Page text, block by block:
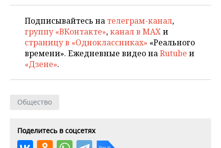
Подписывайтесь на телеграм-канал,
группу «ВКонтакте»,канал в MAXи
страницу в «Одноклассниках» «Реального
времени». Ежедневные видео наRutube и
«Дзене».
Общество
Поделитесь в соцсетях